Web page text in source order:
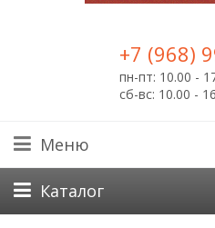
+7 (968)
пн-пт: 10.00 -
сб-вс: 10.00 -
Меню
Каталог